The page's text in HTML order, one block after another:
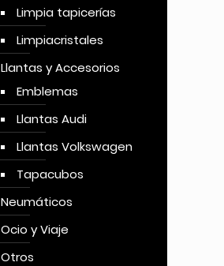
Limpia tapicerías
Limpiacristales
Llantas y Accesorios
Emblemas
Llantas Audi
Llantas Volkswagen
Tapacubos
Neumáticos
Ocio y Viaje
Otros